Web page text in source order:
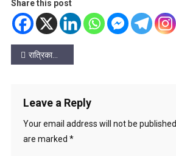
Share this post
Post
रात्रिकालीन क्रिकेट की शुरुआत करने वाली संस्था टी एच इलेवन के संस्थापकों का सम्मान
Leave a Reply
Your email address will not be published.
are marked *